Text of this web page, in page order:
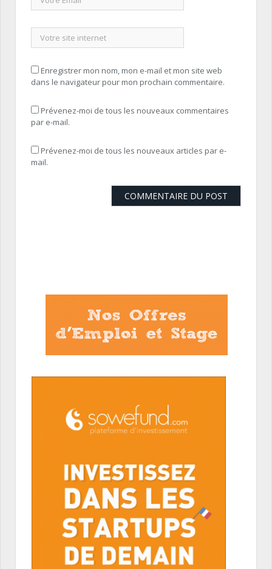
Enregistrer mon nom, mon e-mail et mon site web
dans le navigateur pour mon prochain commentaire.
Prévenez-moi de tous les nouveaux commentaires
par e-mail.
Prévenez-moi de tous les nouveaux articles par e-
mail.